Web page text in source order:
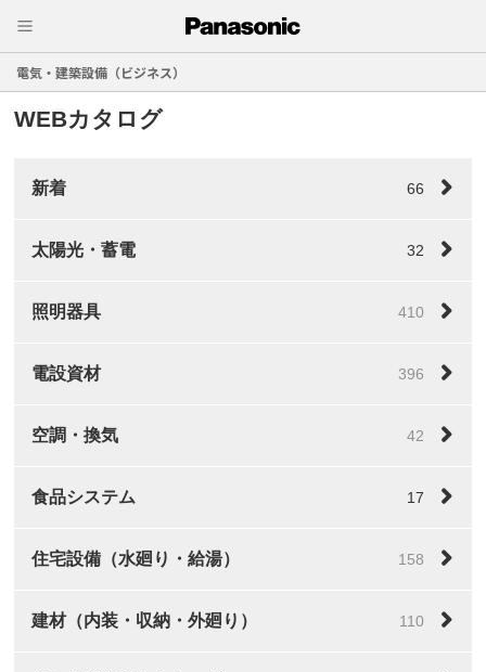
電気・建築設備（ビジネス）
WEBカタログ
新着 66
太陽光・蓄電 32
照明器具 410
電設資材 396
空調・換気 42
食品システム 17
住宅設備（水廻り・給湯） 158
建材（内装・収納・外廻り） 110